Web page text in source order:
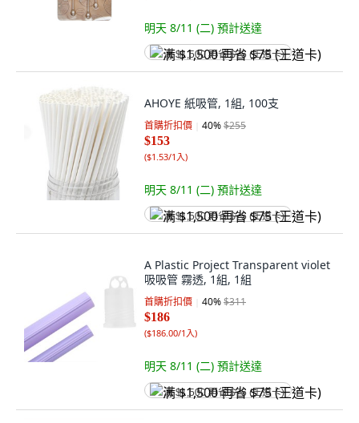
明天 8/11 (二) 預計送達
满 $1,500 再省 $75 (王道卡)
AHOYE 紙吸管, 1組, 100支
首購折扣價 40%$255
$153
($1.53/1入)
明天 8/11 (二) 預計送達
满 $1,500 再省 $75 (王道卡)
A Plastic Project Transparent violet
吸吸管 霧透, 1組, 1組
首購折扣價 40%$311
$186
($186.00/1入)
明天 8/11 (二) 預計送達
满 $1,500 再省 $75 (王道卡)